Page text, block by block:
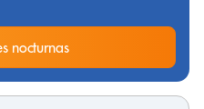
nocturnas